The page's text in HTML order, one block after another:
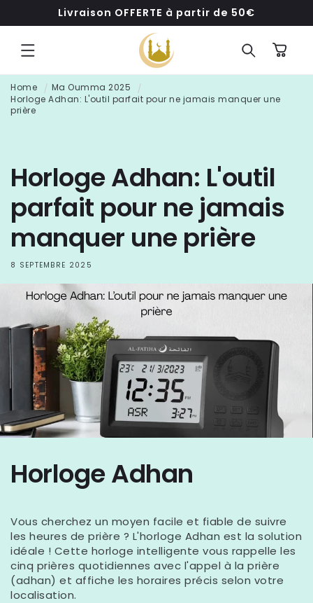
AU
Livraison OFFERTE à partir de 50€
Panier
Home
Ma Oumma 2025
Horloge Adhan: L'outil parfait pour ne jamais manquer une
prière
Horloge Adhan: L'outil
parfait pour ne jamais
manquer une prière
8 SEPTEMBRE 2025
Horloge Adhan
Vous cherchez un moyen facile et fiable de suivre
les heures de prière ? L'horloge Adhan est la solution
idéale ! Cette horloge intelligente vous rappelle les
cinq prières quotidiennes avec l'appel à la prière
(adhan) et affiche les horaires précis selon votre
localisation.